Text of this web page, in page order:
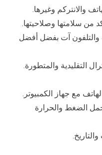
والانتركم وغيرها.
من سلامتها وصلاحيتها.
والتلفون آت بفضل أفضل
التقليدية والمتطورة.
مع جهاز الكمبيوتر.
الضغط والحرارة